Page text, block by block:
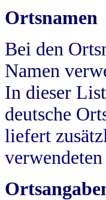
Ortsnamen
Bei den
Namen
In dieser
deutsche
liefert